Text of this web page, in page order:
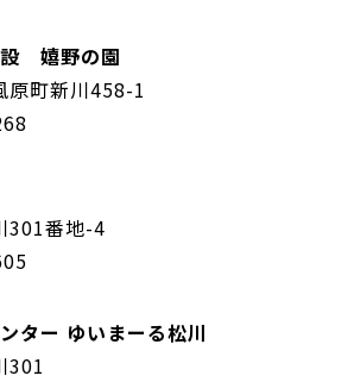
嬉野の園
原町新川458-1
301番地-4
ター ゆいまーる松川
301